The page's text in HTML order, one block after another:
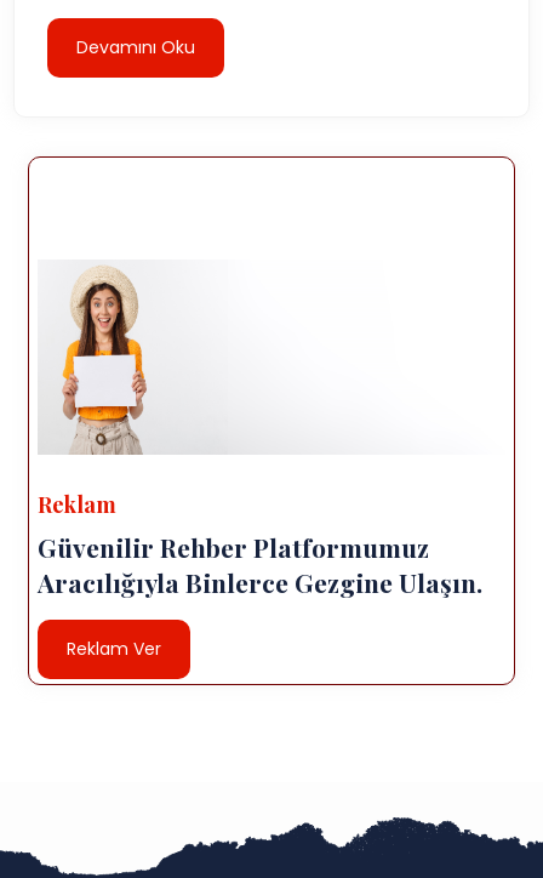
Devamını Oku
Reklam
Güvenilir Rehber Platformumuz
Aracılığıyla Binlerce Gezgine Ulaşın.
Reklam Ver